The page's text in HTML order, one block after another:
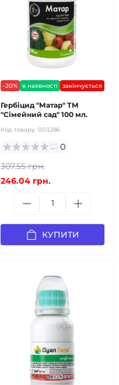
-20% в наявності закінчується
Гербіцид "Матар" ТМ
"Сімейний сад" 100 мл.
Код товару: 003286
0
307.55 грн.
246.04 грн.
КУПИТИ